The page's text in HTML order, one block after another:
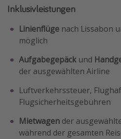
Inklusivleistungen
Linienflüge nach Lissabon
möglich
Aufgabegepäck und
der ausgewählten Airline
Luftverkehrssteuer,
Flugsicherheitsgebühren
Mietwagen der
während der gesamten